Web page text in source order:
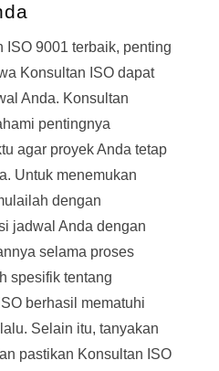
ISO 9001 terbaik, penting
Konsultan ISO dapat
Anda. Konsultan
pentingnya
agar proyek Anda tetap
Untuk menemukan
dengan
jadwal Anda dengan
selama proses
spesifik tentang
berhasil mematuhi
Selain itu, tanyakan
pastikan Konsultan ISO